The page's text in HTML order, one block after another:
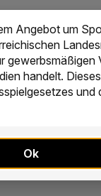
Angebot um
gewerbsmäßigen
handelt.
und
Ok